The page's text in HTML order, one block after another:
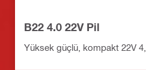
B22 4.0 22V Pil
Yüksek güçlü, kompakt 22V